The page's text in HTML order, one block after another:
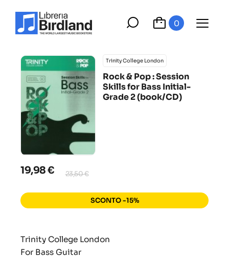
0
Trinity College London
Rock & Pop : Session
Skills for Bass Initial-
Grade 2 (book/CD)
19,98 € 23,50 €
SCONTO -15%
Trinity College London
For Bass Guitar